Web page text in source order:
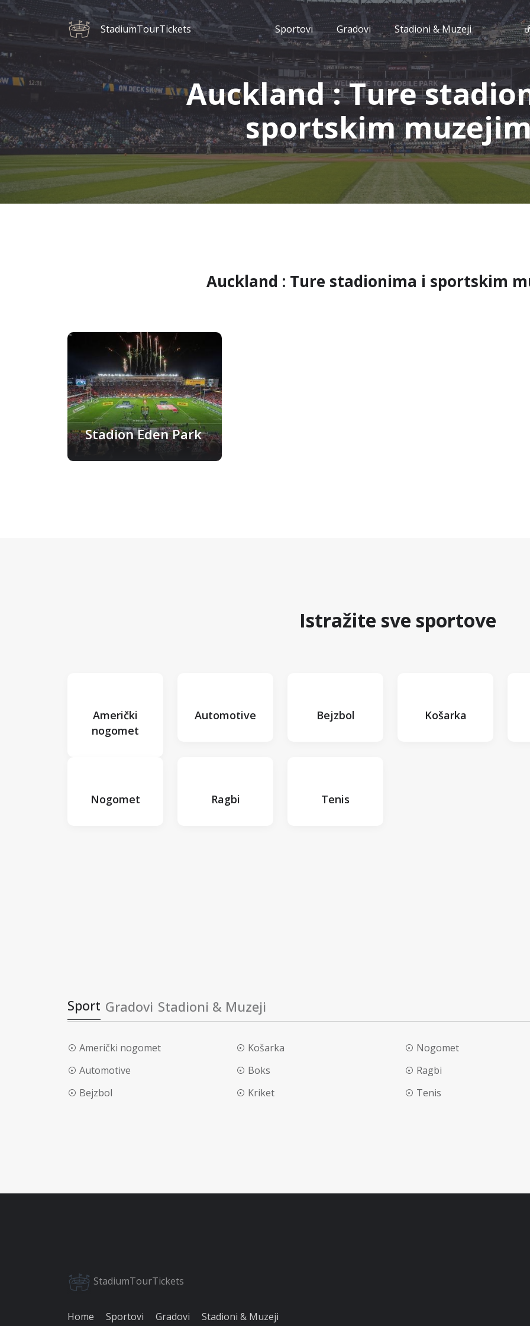
StadiumTourTickets Sportovi Gradovi Stadioni & Muzeji
Auckland : Ture
sportskim
Auckland : Ture stadionima i sportskim
Stadion Eden Park
Istražite sve sportove
Američki
nogomet
Automotive Bejzbol Košarka
Nogomet Ragbi Tenis
Sport Gradovi Stadioni & Muzeji
Američki nogomet
Automotive
Bejzbol
Košarka
Boks
Kriket
Nogomet
Ragbi
Tenis
StadiumTourTickets
Home Sportovi Gradovi Stadioni & Muzeji